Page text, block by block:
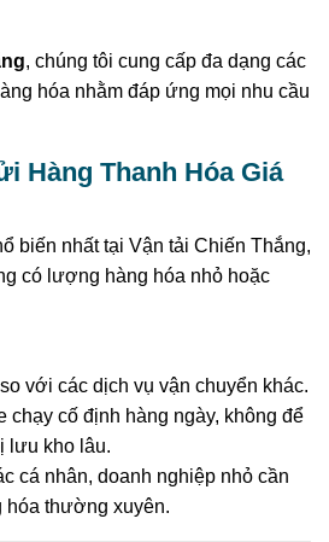
, chúng tôi cung cấp đa dạng các
hóa nhằm đáp ứng mọi nhu cầu
Hàng Thanh Hóa Giá
biến nhất tại Vận tải Chiến Thắng,
có lượng hàng hóa nhỏ hoặc
với các dịch vụ vận chuyển khác.
chạy cố định hàng ngày, không để
lưu kho lâu.
cá nhân, doanh nghiệp nhỏ cần
hóa thường xuyên.